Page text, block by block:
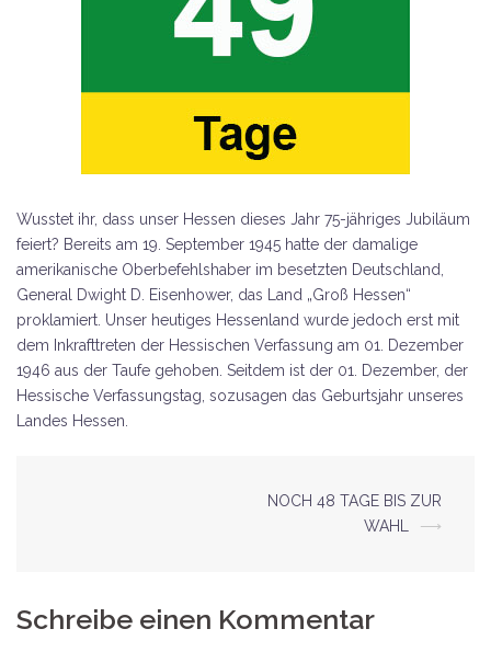
Wusstet ihr, dass unser Hessen dieses Jahr 75-jähriges Jubiläum
feiert? Bereits am 19. September 1945 hatte der damalige
amerikanische Oberbefehlshaber im besetzten Deutschland,
General Dwight D. Eisenhower, das Land „Groß Hessen“
proklamiert. Unser heutiges Hessenland wurde jedoch erst mit
dem Inkrafttreten der Hessischen Verfassung am 01. Dezember
1946 aus der Taufe gehoben. Seitdem ist der 01. Dezember, der
Hessische Verfassungstag, sozusagen das Geburtsjahr unseres
Landes Hessen.
NOCH 48 TAGE BIS ZUR
WAHL
⟶
Schreibe einen Kommentar